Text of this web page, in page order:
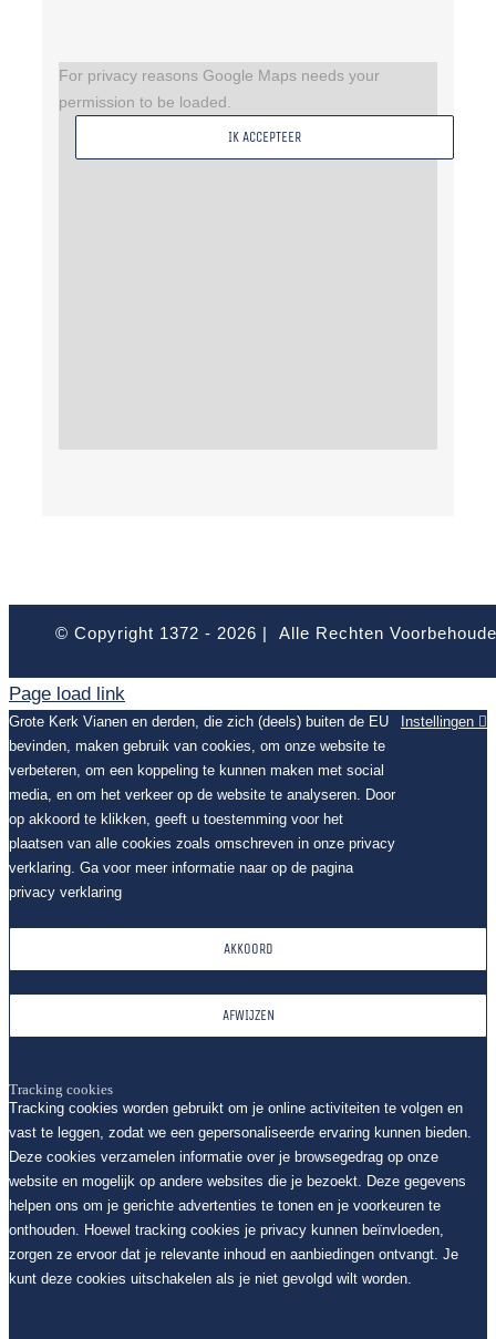
For privacy reasons Google Maps needs your
permission to be loaded.
IK ACCEPTEER
© Copyright 1372 - 2026 | Alle Rechten
Page load link
Grote Kerk Vianen en derden, die zich (deels) buiten de EU
bevinden, maken gebruik van cookies, om onze website te
verbeteren, om een koppeling te kunnen maken met social
media, en om het verkeer op de website te analyseren. Door
op akkoord te klikken, geeft u toestemming voor het
plaatsen van alle cookies zoals omschreven in onze privacy
verklaring. Ga voor meer informatie naar op de pagina
privacy verklaring
Instellingen
AKKOORD
AFWIJZEN
Tracking cookies
Tracking cookies worden gebruikt om je online activiteiten te volgen en
vast te leggen, zodat we een gepersonaliseerde ervaring kunnen bieden.
Deze cookies verzamelen informatie over je browsegedrag op onze
website en mogelijk op andere websites die je bezoekt. Deze gegevens
helpen ons om je gerichte advertenties te tonen en je voorkeuren te
onthouden. Hoewel tracking cookies je privacy kunnen beïnvloeden,
zorgen ze ervoor dat je relevante inhoud en aanbiedingen ontvangt. Je
kunt deze cookies uitschakelen als je niet gevolgd wilt worden.